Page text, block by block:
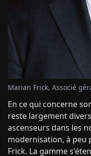
Marian Frick, Associé
En ce qui concerne
reste largement
ascenseurs dans les
modernisation, à peu
Frick. La gamme